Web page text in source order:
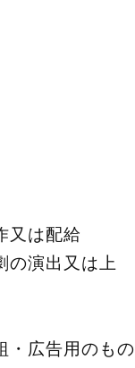
又は配給
の演出又は上
・広告用のもの